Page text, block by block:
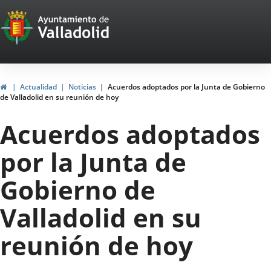
Portal
Web
del
Ayuntamiento
de
Valladolid
InicioActualidad Noticias
Acuerdos adoptados por la Junta de Gobierno
de Valladolid en su reunión de hoy
Acuerdos adoptados
por la Junta de
Gobierno de
Valladolid en su
reunión de hoy